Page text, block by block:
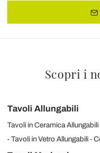
Scopri i
Tavoli Allungabili
Tavoli in Ceramica Allungabili
Tavoli in Vetro Allungabili